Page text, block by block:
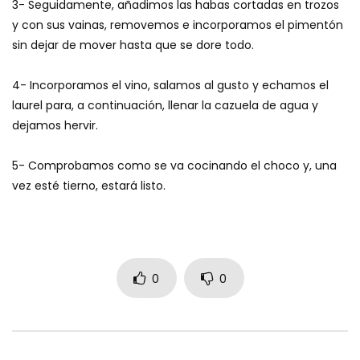
3- Seguidamente, añadimos las habas cortadas en trozos
y con sus vainas, removemos e incorporamos el pimentón
sin dejar de mover hasta que se dore todo.
4- Incorporamos el vino, salamos al gusto y echamos el
laurel para, a continuación, llenar la cazuela de agua y
dejamos hervir.
5- Comprobamos como se va cocinando el choco y, una
vez esté tierno, estará listo.
0 0